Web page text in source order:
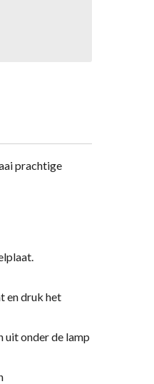
prachtige
en druk het
uit onder de lamp